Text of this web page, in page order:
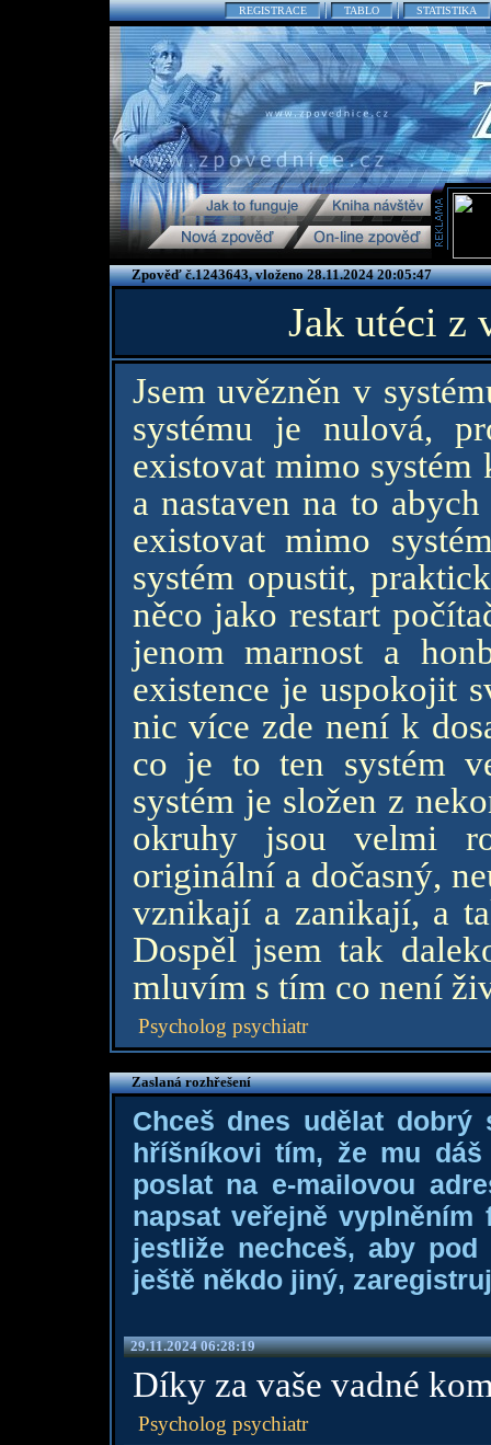
REGISTRACE TABLO STATISTIKA
Zpověď č.1243643, vloženo 28.11.2024 20:05:47
Jak utéci z
Jsem uvězněn v
systému je nulová,
existovat mimo
a nastaven na to
existovat mimo
systém opustit,
něco jako restart
jenom marnost a
existence je uspokojit
nic více zde není k
co je to ten systém
systém je složen z
okruhy jsou velmi
originální a dočasný,
vznikají a zanikají, a
Dospěl jsem tak
mluvím s tím co není
Psycholog psychiatr
Zaslaná rozhřešení
Chceš dnes udělat dobrý
hříšníkovi tím, že mu
poslat na e-mailovou
napsat veřejně
jestliže nechceš, aby
ještě někdo jiný,
29.11.2024 06:28:19
Díky za vaše vadné
Psycholog psychiatr